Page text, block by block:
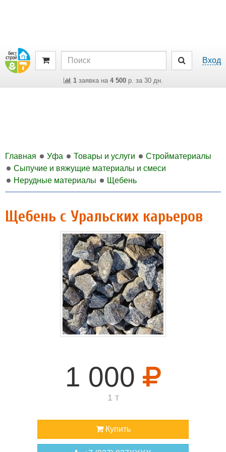
Вход
1заявка на 4 500р. за 30 дн.
Главная Уфа Товары и услуги
Стройматериалы
Сыпучие и вяжущие материалы и смеси
Нерудные материалы
Щебень
Щебень с Уральских карьеров
1 000
1 т
Купить